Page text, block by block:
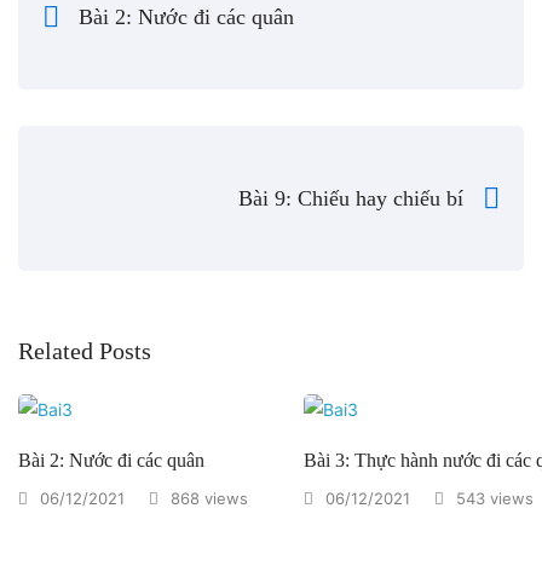
Bài 2: Nước đi các quân
Bài 9: Chiếu hay chiếu bí
Related Posts
Bài 2: Nước đi các quân
06/12/2021 868 views
Bài 3: Thực hành nước đi các
06/12/2021 543 views